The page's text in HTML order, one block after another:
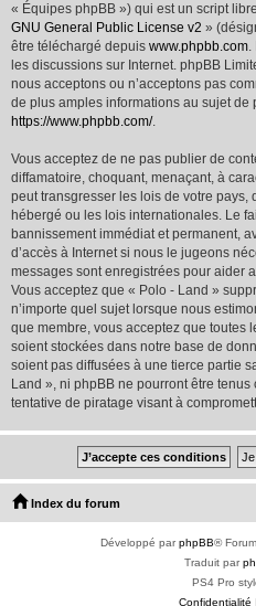
« Équipes phpBB ») qui est un script
GNU General Public License v2 »
être téléchargé depuis www.phpbb.com.
les discussions sur Internet. phpBB
nous acceptons ou n’acceptons pas
de plus amples informations au sujet de
https://www.phpbb.com/.
Vous acceptez de ne pas publier de
diffamatoire, choquant, menaçant, à
peut transgresser les lois de votre pays,
hébergé ou les lois internationales. Le
bannissement immédiat et permanent,
d’accès à Internet si nous le jugeons
messages sont enregistrées pour aider
Vous acceptez que « Polo - Land »
n’importe quel sujet lorsque nous
que membre, vous acceptez que toutes
soient stockées dans notre base de
soient pas diffusées à une tierce partie
Land », ni phpBB ne pourront être
tentative de piratage visant à
Index du forum
Développé parphpBB®
Traduit par
PS4 Pro
Confidentialité